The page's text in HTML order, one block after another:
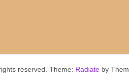
rights reserved. Theme: Radiate by